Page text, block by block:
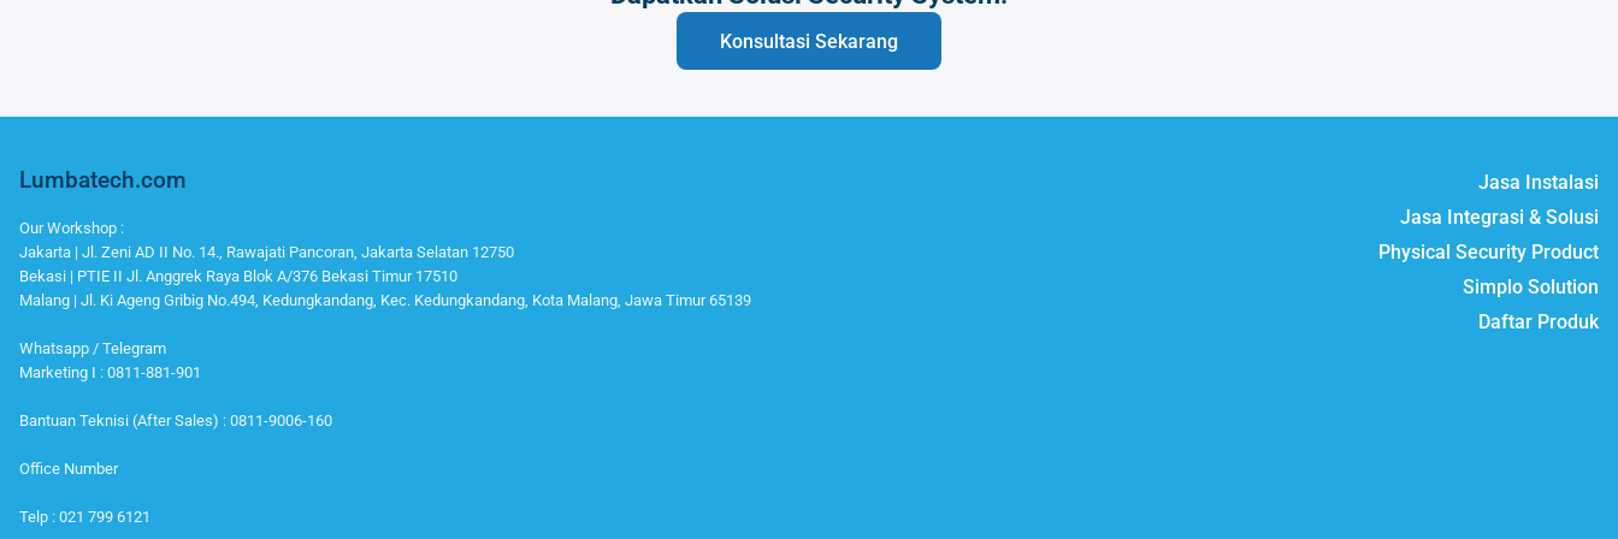
Konsultasi Sekarang
Jasa Instalasi
Jasa Integrasi & Solusi
Physical Security Product
Simplo Solution
Daftar Produk
Lumbatech.com
Our Workshop :
Jakarta | Jl. Zeni AD II No. 14., Rawajati Pancoran, Jakarta Selatan 12750
Bekasi | PTIE II Jl. Anggrek Raya Blok A/376 Bekasi Timur 17510
Malang | Jl. Ki Ageng Gribig No.494, Kedungkandang, Kec. Kedungkandang, Kota Malang, Jawa Timur 65139
Whatsapp / Telegram
Marketing I : 0811-881-901
Bantuan Teknisi (After Sales) : 0811-9006-160
Office Number
Telp : 021 799 6121